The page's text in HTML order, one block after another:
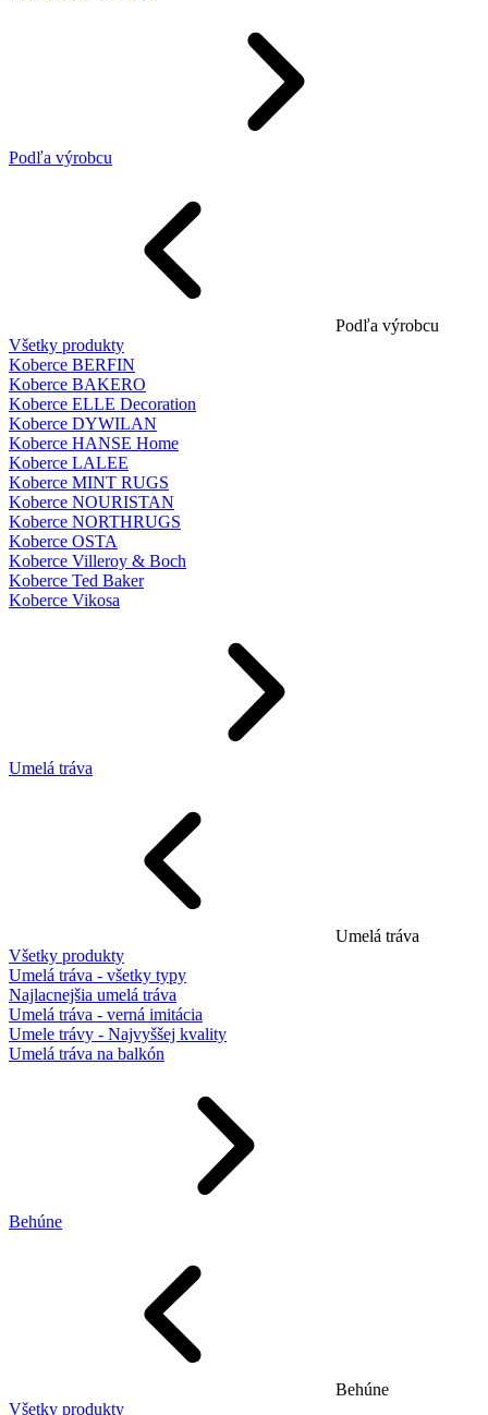
Podľa výrobcu
Podľa výrobcu
Všetky produkty
Koberce BERFIN
Koberce BAKERO
Koberce ELLE Decoration
Koberce DYWILAN
Koberce HANSE Home
Koberce LALEE
Koberce MINT RUGS
Koberce NOURISTAN
Koberce NORTHRUGS
Koberce OSTA
Koberce Villeroy & Boch
Koberce Ted Baker
Koberce Vikosa
Umelá tráva
Umelá tráva
Všetky produkty
Umelá tráva - všetky typy
Najlacnejšia umelá tráva
Umelá tráva - verná imitácia
Umele trávy - Najvyššej kvality
Umelá tráva na balkón
Behúne
Behúne
Všetky produkty